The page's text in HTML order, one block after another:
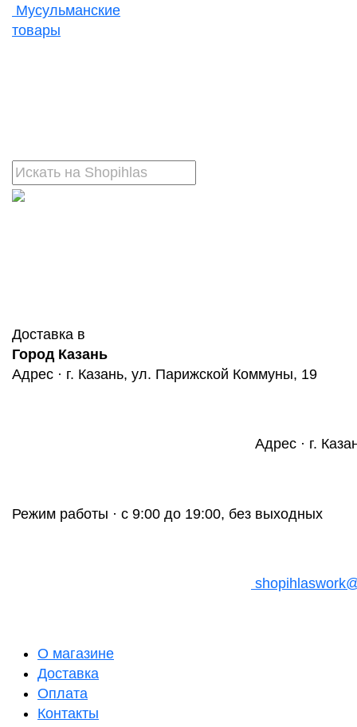
Мусульманские
товары
Доставка в
Город Казань
Адрес · г. Казань, ул. Парижской Коммуны, 19
Адрес · г.
Режим работы · с 9:00 до 19:00, без выходных
О магазине
Доставка
Оплата
Контакты